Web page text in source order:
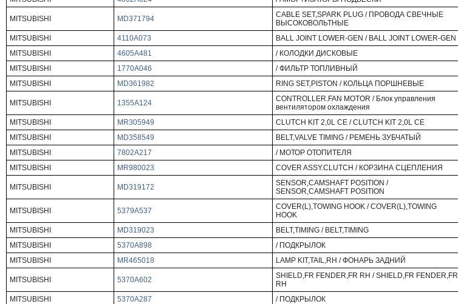
MITSUBISHI MD371794
CABLE SET,SPARK PLUG / ПРОВОДА СВЕЧНЫЕ
ВЫСОКОВОЛЬТНЫЕ
MITSUBISHI
4110A073
BALL JOINT LOWER-GEN / BALL JOINT LOWER-GEN
MITSUBISHI
4605A481
/ КОЛОДКИ ДИСКОВЫЕ
MITSUBISHI
1770A046
/ ФИЛЬТР ТОПЛИВНЫЙ
MITSUBISHI
MD361982 RING SET,PISTON / КОЛЬЦА ПОРШНЕВЫЕ
MITSUBISHI 1355A124
CONTROLLER.FAN MOTOR / Блок управления
вентилятором охлаждения
MITSUBISHI
MR305949
CLUTCH KIT 2,0L CE / CLUTCH KIT 2,0L CE
MITSUBISHI
MD358549
BELT,VALVE TIMING / РЕМЕНЬ ЗУБЧАТЫЙ
MITSUBISHI
7802A217
/ МОТОР ОТОПИТЕЛЯ
MITSUBISHI
MR980023 COVER ASSY.CLUTCH / КОРЗИНА СЦЕПЛЕНИЯ
MITSUBISHI MD319172
SENSOR,CAMSHAFT POSITION /
SENSOR,CAMSHAFT POSITION
MITSUBISHI 5379A537
COVER(L),TOWING HOOK / COVER(L),TOWING
HOOK
MITSUBISHI
MD319023
BELT,TIMING / BELT,TIMING
MITSUBISHI
5370A898
/ ПОДКРЫЛОК
MITSUBISHI
MR465018 LAMP KIT,TAIL,RH / ФОНАРЬ ЗАДНИЙ
MITSUBISHI 5370A602
SHIELD,FR FENDER,FR RH / SHIELD,FR FENDER,FR
RH
MITSUBISHI
5370A287
/ ПОДКРЫЛОК